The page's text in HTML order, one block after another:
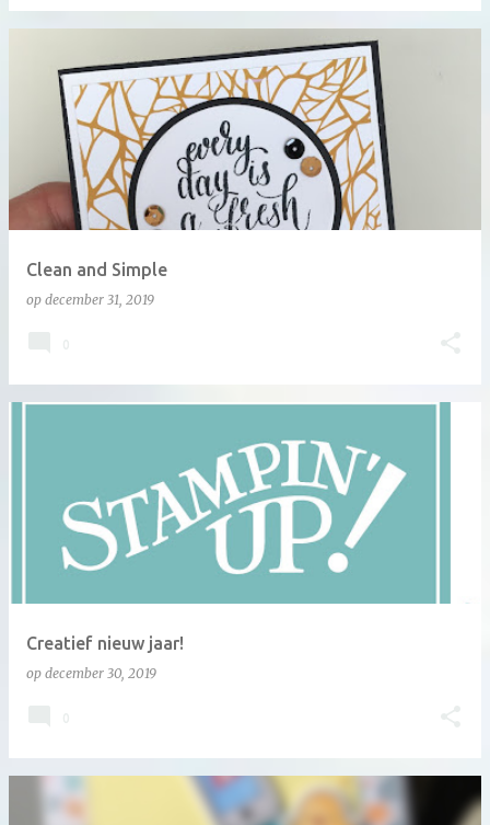
Clean and Simple
op december 31, 2019
Creatief nieuw jaar!
op december 30, 2019